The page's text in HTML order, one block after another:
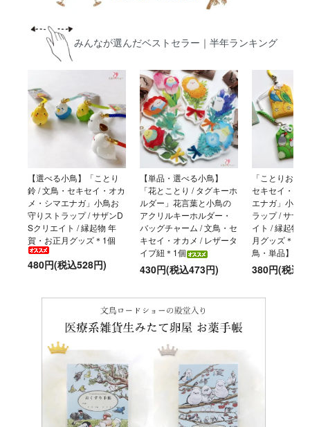
みんなが選んだベストセラー｜半年ランキング
【選べる小鳥】「ことり
鈴 / 文鳥・セキセイ・オカ
メ・シマエナガ」小鳥お
守りストラップ / サザンD
Sクリエイト / 縁起物 年
賀・お正月グッズ＊1個
480円(税込528円)
【単品・選べる小鳥】
「花とことり / タグキーホ
ルダー」花言葉と小鳥の
アクリルキーホルダー・
バッグチャーム / 文鳥・セ
キセイ・オカメ / レザータ
イプ紐＊1個
430円(税込473円)
「ことりおま
セキセイ・オ
エナガ」小鳥
ラップ / サザ
イト / 縁起物
月グッズ＊【
鳥・単品】
380円(税込